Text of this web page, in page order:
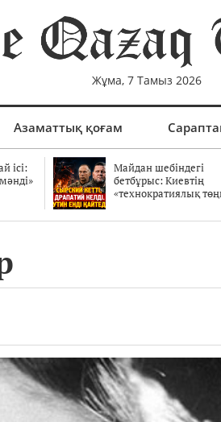
Жұма, 7 Тамыз 2026
Азаматтық қоғам
ісі:
Майдан шебіндегі
бетбұрыс: Киевтің
«технократиялық